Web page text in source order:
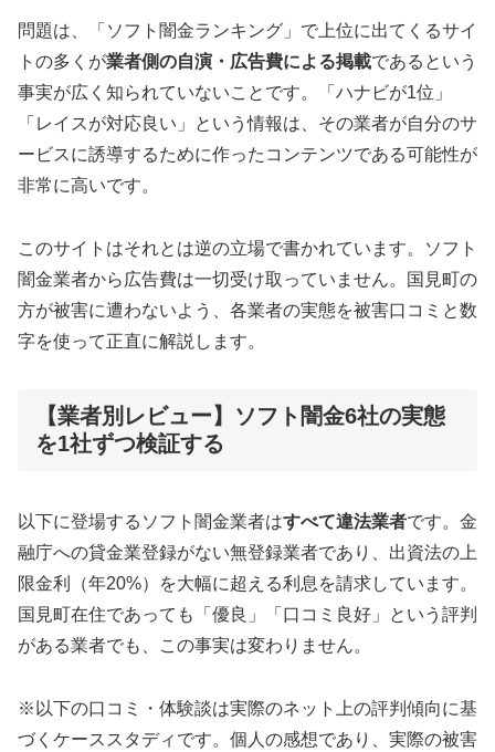
問題は、「ソフト闇金ランキング」で上位に出てくるサイ
トの多くが業者側の自演・広告費による掲載であるという
事実が広く知られていないことです。「ハナビが1位」
「レイスが対応良い」という情報は、その業者が自分のサ
ービスに誘導するために作ったコンテンツである可能性が
非常に高いです。
このサイトはそれとは逆の立場で書かれています。ソフト
闇金業者から広告費は一切受け取っていません。国見町の
方が被害に遭わないよう、各業者の実態を被害口コミと数
字を使って正直に解説します。
【業者別レビュー】ソフト闇金6社の実態
を1社ずつ検証する
以下に登場するソフト闇金業者はすべて違法業者です。金
融庁への貸金業登録がない無登録業者であり、出資法の上
限金利（年20%）を大幅に超える利息を請求しています。
国見町在住であっても「優良」「口コミ良好」という評判
がある業者でも、この事実は変わりません。
※以下の口コミ・体験談は実際のネット上の評判傾向に基
づくケーススタディです。個人の感想であり、実際の被害